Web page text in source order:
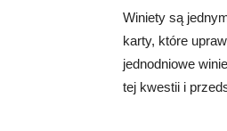
Winiety są
karty, które
jednodniowe
tej kwestii i